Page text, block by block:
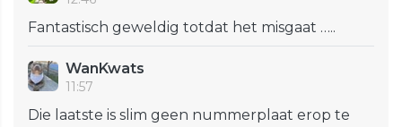
Fantastisch geweldig totdat het misgaat …..
WanKwats
11:57
Die laatste is slim geen nummerplaat erop te